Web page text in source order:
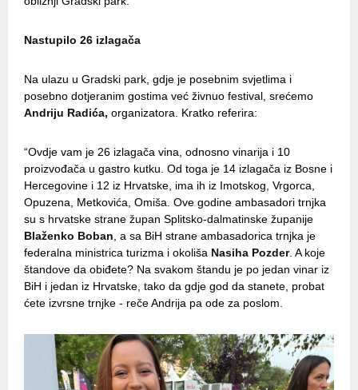
Nastupilo 26 izlagača
Na ulazu u Gradski park, gdje je posebnim svjetlima i
posebno dotjeranim gostima već živnuo festival, srećemo
Andriju Radića, organizatora. Kratko referira:
“Ovdje vam je 26 izlagača vina, odnosno vinarija i 10
proizvođača u gastro kutku. Od toga je 14 izlagača iz Bosne i
Hercegovine i 12 iz Hrvatske, ima ih iz Imotskog, Vrgorca,
Opuzena, Metkovića, Omiša. Ove godine ambasadori trnjka
su s hrvatske strane župan Splitsko-dalmatinske županije
Blaženko Boban, a sa BiH strane ambasadorica trnjka je
federalna ministrica turizma i okoliša Nasiha Pozder. A koje
štandove da obiđete? Na svakom štandu je po jedan vinar iz
BiH i jedan iz Hrvatske, tako da gdje god da stanete, probat
ćete izvrsne trnjke - reče Andrija pa ode za poslom.